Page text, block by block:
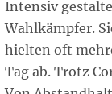
Intensiv
Wahlkämpfer.
hielten oft
Tag ab. Trotz